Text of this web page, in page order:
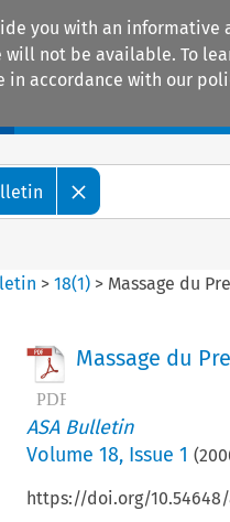
you with an
not be available. To
in accordance with our
>18(1) > Massage du
Massage du
ASA Bulletin
Volume 18, Issue 1 (
https://doi.org/10.54648/